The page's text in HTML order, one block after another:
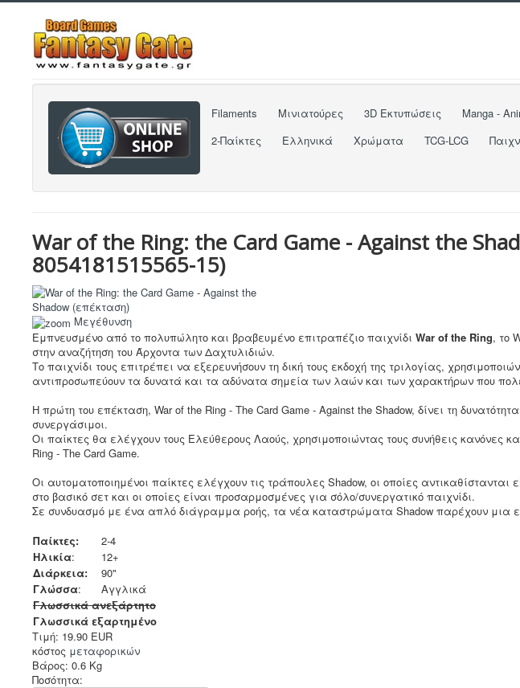
Filaments Μινιατούρες 3D Εκτυπώσεις Manga -
2-Παίκτες
Ελληνικά Χρώματα TCG-LCG
War of the Ring: the Card Game - Against the
8054181515565-15)
Μεγέθυνση
Εμπνευσμένο από το πολυπώλητο και βραβευμένο επιτραπέζιο παιχνίδι War of the Ring, το
στην αναζήτηση του Άρχοντα των Δαχτυλιδιών.
Το παιχνίδι τους επιτρέπει να εξερευνήσουν τη δική τους εκδοχή της τριλογίας,
αντιπροσωπεύουν τα δυνατά και τα αδύνατα σημεία των λαών και των χαρακτήρων που
Η πρώτη του επέκταση, War of the Ring - The Card Game - Against the Shadow, δίνει τη
συνεργάσιμοι.
Οι παίκτες θα ελέγχουν τους Ελεύθερους Λαούς, χρησιμοποιώντας τους συνήθεις κανόνες
Ring - The Card Game.
Οι αυτοματοποιημένοι παίκτες ελέγχουν τις τράπουλες Shadow, οι οποίες
στο βασικό σετ και οι οποίες είναι προσαρμοσμένες για σόλο/συνεργατικό παιχνίδι.
Σε συνδυασμό με ένα απλό διάγραμμα ροής, τα νέα καταστρώματα Shadow παρέχουν μια
Παίκτες:
2-4
Ηλικία:
12+
Διάρκεια:
90"
Γλώσσα:
Αγγλικά
Γλωσσικά ανεξάρτητο
Γλωσσικά εξαρτημένο
Τιμή: 19.90 EUR
κόστος μεταφορικών
Βάρος: 0.6 Kg
Ποσότητα: